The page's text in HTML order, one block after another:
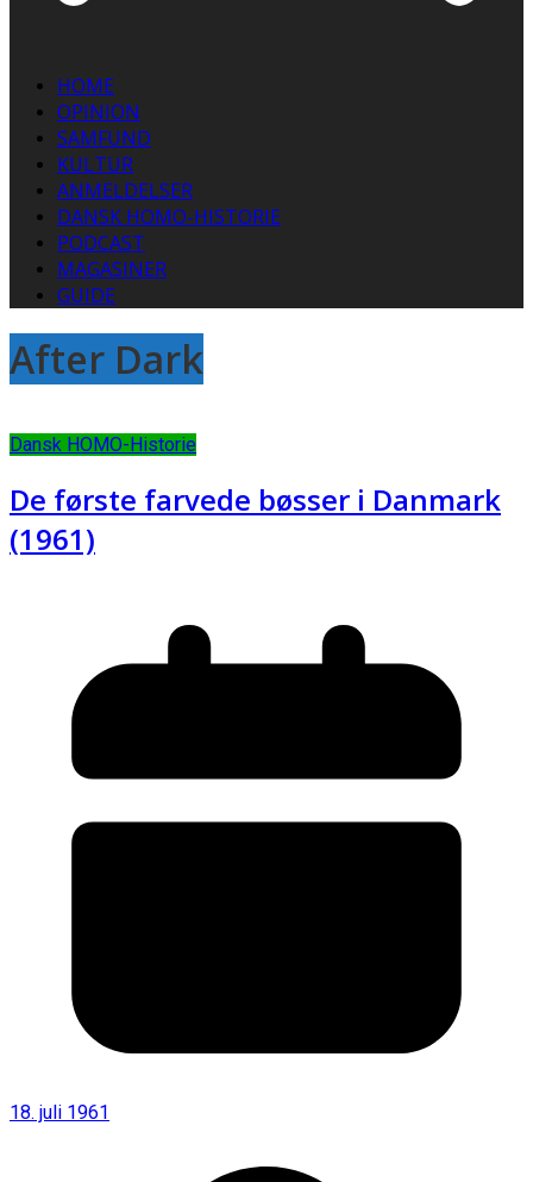
HOME
OPINION
SAMFUND
KULTUR
ANMELDELSER
DANSK HOMO-HISTORIE
PODCAST
MAGASINER
GUIDE
After Dark
Dansk HOMO-Historie
De første farvede bøsser i Danmark
(1961)
18. juli 1961